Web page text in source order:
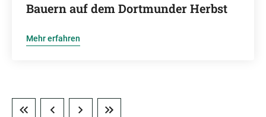
Bauern auf dem Dortmunder Herbst
Mehr erfahren